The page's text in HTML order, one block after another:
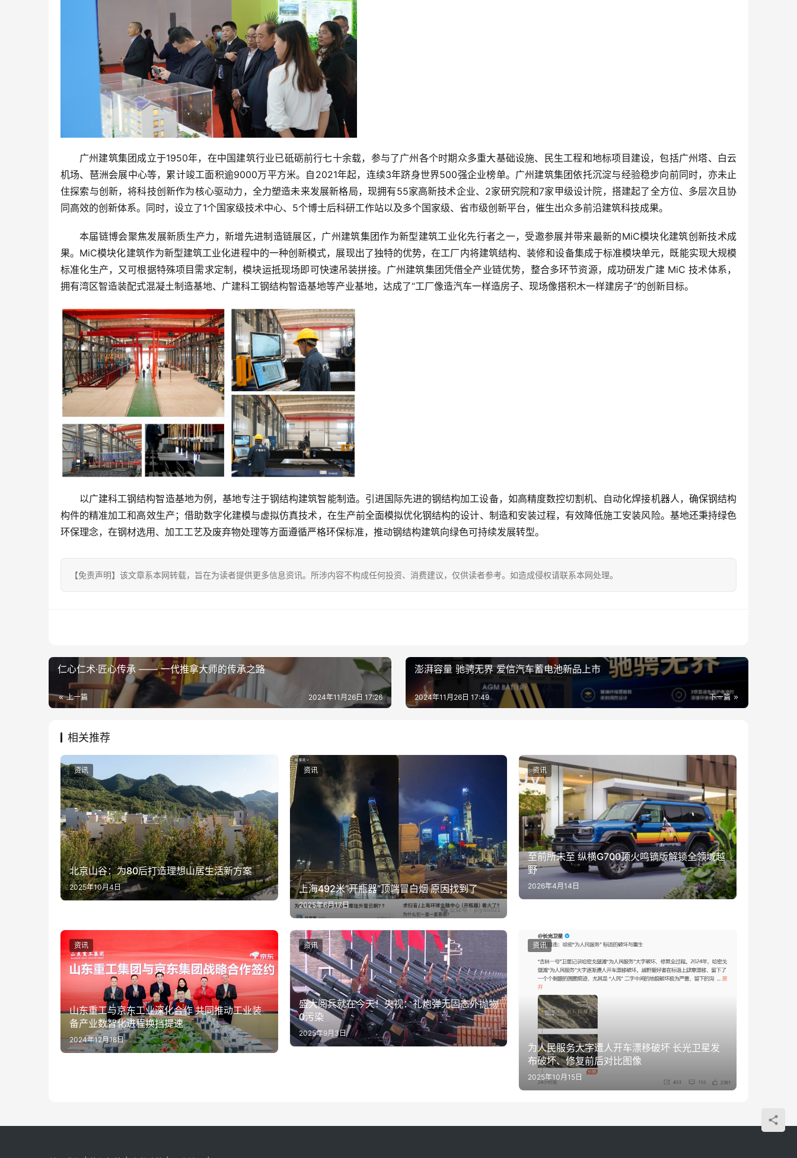
广州建筑集团成立于1950年，在中国建筑行业已砥砺前行七十余载，参与了广州各个时期众多重大基础设施、民生工程和地标项目建设，包括广州塔、白云
机场、琶洲会展中心等，累计竣工面积逾9000万平方米。自2021年起，连续3年跻身世界500强企业榜单。广州建筑集团依托沉淀与经验稳步向前同时，亦未止
住探索与创新，将科技创新作为核心驱动力，全力塑造未来发展新格局，现拥有55家高新技术企业、2家研究院和7家甲级设计院，搭建起了全方位、多层次且协
同高效的创新体系。同时，设立了1个国家级技术中心、5个博士后科研工作站以及多个国家级、省市级创新平台，催生出众多前沿建筑科技成果。
本届链博会聚焦发展新质生产力，新增先进制造链展区，广州建筑集团作为新型建筑工业化先行者之一，受邀参展并带来最新的MiC模块化建筑创新技术成
果。MiC模块化建筑作为新型建筑工业化进程中的一种创新模式，展现出了独特的优势，在工厂内将建筑结构、装修和设备集成于标准模块单元，既能实现大规模
标准化生产，又可根据特殊项目需求定制，模块运抵现场即可快速吊装拼接。广州建筑集团凭借全产业链优势，整合多环节资源，成功研发广建 MiC 技术体系，
拥有湾区智造装配式混凝土制造基地、广建科工钢结构智造基地等产业基地，达成了“工厂像造汽车一样造房子、现场像搭积木一样建房子”的创新目标。
以广建科工钢结构智造基地为例，基地专注于钢结构建筑智能制造。引进国际先进的钢结构加工设备，如高精度数控切割机、自动化焊接机器人，确保钢结构
构件的精准加工和高效生产；借助数字化建模与虚拟仿真技术，在生产前全面模拟优化钢结构的设计、制造和安装过程，有效降低施工安装风险。基地还秉持绿色
环保理念，在钢材选用、加工工艺及废弃物处理等方面遵循严格环保标准，推动钢结构建筑向绿色可持续发展转型。
【免责声明】该文章系本网转载，旨在为读者提供更多信息资讯。所涉内容不构成任何投资、消费建议，仅供读者参考。如造成侵权请联系本网处理。
仁心仁术·匠心传承 —— 一代推拿大师的传承之路
上一篇 2024年11月26日 17:26
澎湃容量 驰骋无界 爱信汽车蓄电池新品上市
下一篇
2024年11月26日 17:49
相关推荐
北京山谷：为80后打造理想山居生活新方案
2025年10月4日
资讯
上海492米“开瓶器”顶端冒白烟 原因找到了
2025年6月17日
资讯
至前所未至 纵横G700顶火鸣镝版解锁全领域越
野
2026年4月14日
资讯
山东重工与京东工业深化合作 共同推动工业装
备产业数智化进程换挡提速
2024年12月18日
资讯
盛大阅兵就在今天！央视：礼炮弹无固态外抛物
0污染
2025年9月3日
资讯
为人民服务大字遭人开车漂移破坏 长光卫星发
布破坏、修复前后对比图像
2025年10月15日
资讯